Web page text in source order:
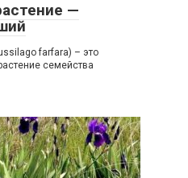
—
farfara) – это
семейства